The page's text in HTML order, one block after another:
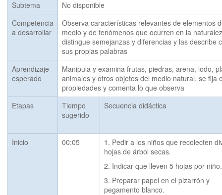
Subtema
No disponible
Competencia
a desarrollar
Observa características relevantes de elementos
medio y de fenómenos que ocurren en la
distingue semejanzas y diferencias y las describe
sus propias palabras
Aprendizaje
esperado
Manipula y examina frutas, piedras, arena, lodo,
animales y otros objetos del medio natural, se fija
propiedades y comenta lo que observa
Etapas
Tiempo
sugerido
Secuencia didáctica
Inicio 00:05
1. Pedir a los niños que recolecten
hojas de árbol secas.
2. Indicar que lleven 5 hojas por niño.
3. Preparar papel en el pizarrón y
pegamento blanco.